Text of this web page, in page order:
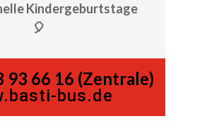
Kindergeburtstage
🎈
93 66 16 (Zentrale)
bus.de